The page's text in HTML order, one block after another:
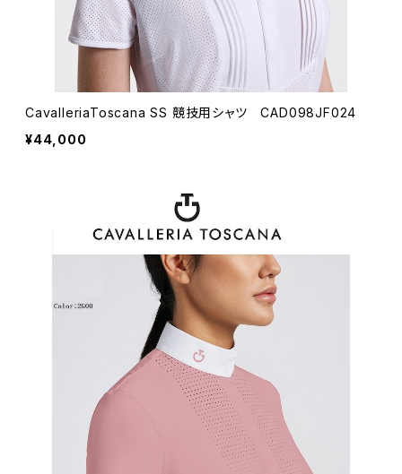
CavalleriaToscana SS 競技用シャツ CAD098JF024
¥44,000